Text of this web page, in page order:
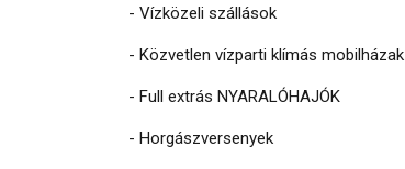
- Vízközeli szállások
- Közvetlen vízparti klímás mobilházak
- Full extrás NYARALÓHAJÓK
- Horgászversenyek